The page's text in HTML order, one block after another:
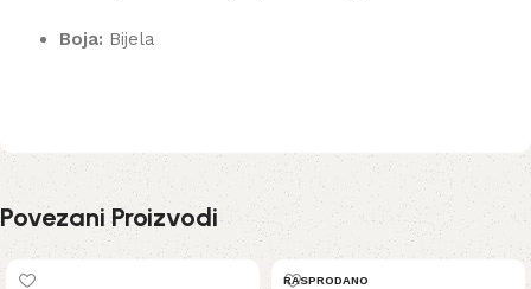
Boja: Bijela
Povezani Proizvodi
RASPRODANO